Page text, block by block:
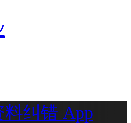
料纠错 App